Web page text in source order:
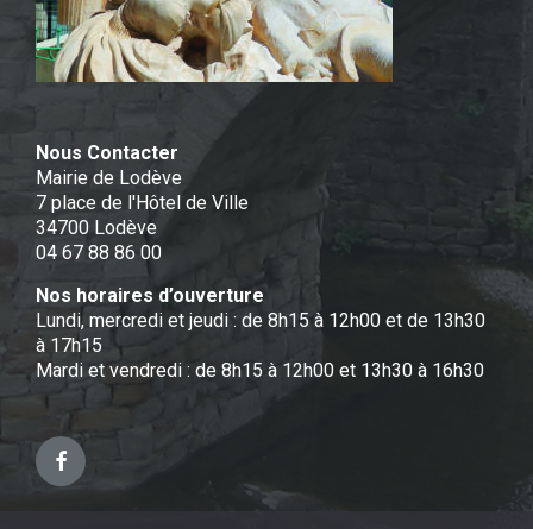
Nous Contacter
Mairie de Lodève
7 place de l'Hôtel de Ville
34700 Lodève
04 67 88 86 00
Nos horaires d’ouverture
Lundi, mercredi et jeudi : de 8h15 à 12h00 et de 13h30
à 17h15
Mardi et vendredi : de 8h15 à 12h00 et 13h30 à 16h30
Facebook